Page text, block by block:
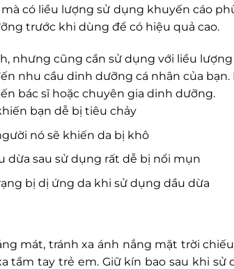
có liều lượng sử dụng khuyến cáo
trước khi dùng để có hiệu quả cao.
nhưng cũng cần sử dụng với liều
nhu cầu dinh dưỡng cá nhân của
bác sĩ hoặc chuyên gia dinh dưỡng.
bạn dễ bị tiêu chảy
nó sẽ khiến da bị khô
dừa sau sử dụng rất dễ bị nổi mụn
bị dị ứng da khi sử dụng dầu dừa
mát, tránh xa ánh nắng mặt trời
tầm tay trẻ em. Giữ kín bao sau khi